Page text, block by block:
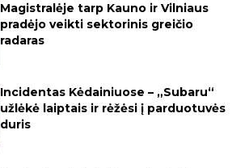
Magistralėje tarp Kauno ir Vilniaus
pradėjo veikti sektorinis greičio
radaras
Incidentas Kėdainiuose – „Subaru“
užlėkė laiptais ir rėžėsi į parduotuvės
duris